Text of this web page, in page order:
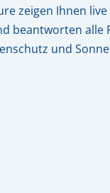
zeigen Ihnen
beantworten alle
und